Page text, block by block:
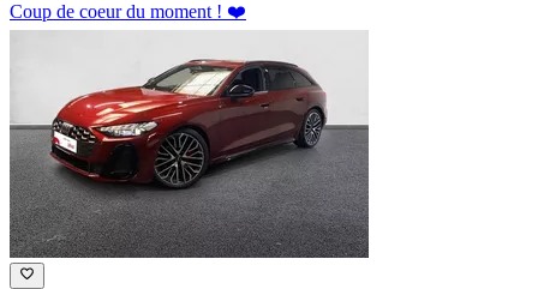
Coup de coeur du moment ! ❤️